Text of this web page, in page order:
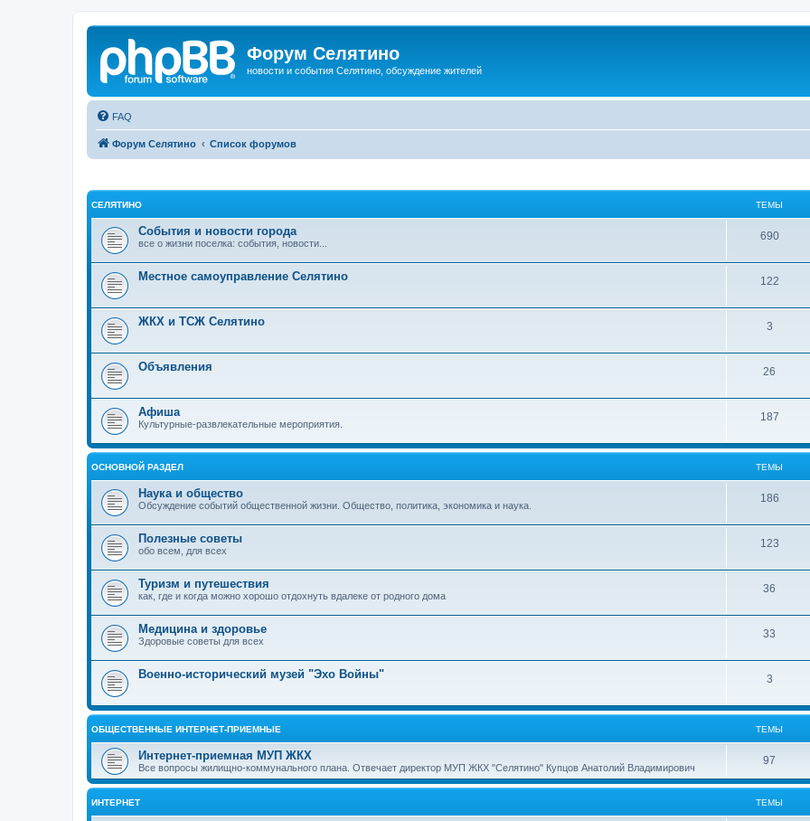
Форум Селятино
новости и события Селятино, обсуждение жителей
FAQ
Форум Селятино Список форумов
СЕЛЯТИНО ТЕМЫ
События и новости города
все о жизни поселка: события, новости...
690
Местное самоуправление Селятино 122
ЖКХ и ТСЖ Селятино 3
Объявления 26
Афиша
Культурные-развлекательные мероприятия.
187
ОСНОВНОЙ РАЗДЕЛ ТЕМЫ
Наука и общество
Обсуждение событий общественной жизни. Общество, политика, экономика и наука.
186
Полезные советы
обо всем, для всех
123
Туризм и путешествия
как, где и когда можно хорошо отдохнуть вдалеке от родного дома
36
Медицина и здоровье
Здоровые советы для всех
33
Военно-исторический музей "Эхо Войны" 3
ОБЩЕСТВЕННЫЕ ИНТЕРНЕТ-ПРИЕМНЫЕ ТЕМЫ
Интернет-приемная МУП ЖКХ
Все вопросы жилищно-коммунального плана. Отвечает директор МУП ЖКХ "Селятино" Купцов Анатолий Владимирович
97
ИНТЕРНЕТ ТЕМЫ